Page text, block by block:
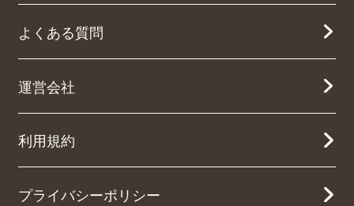
よくある質問
運営会社
利用規約
プライバシーポリシー